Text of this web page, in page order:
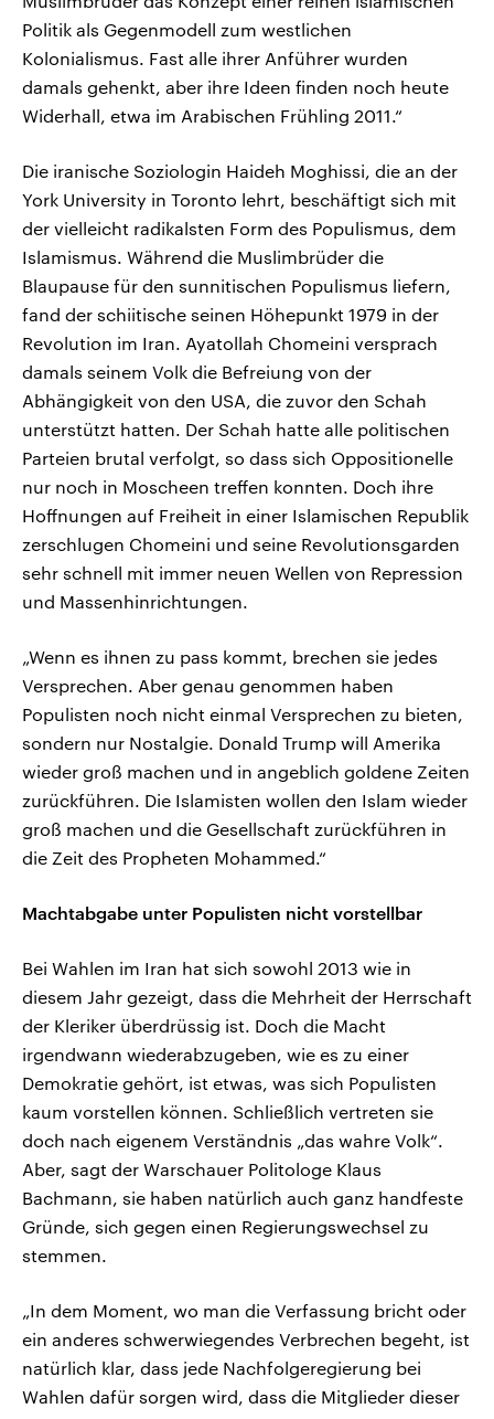
Politik als Gegenmodell zum westlichen
Kolonialismus. Fast alle ihrer Anführer wurden
damals gehenkt, aber ihre Ideen finden noch heute
Widerhall, etwa im Arabischen Frühling 2011.“
Die iranische Soziologin Haideh Moghissi, die an der
York University in Toronto lehrt, beschäftigt sich mit
der vielleicht radikalsten Form des Populismus, dem
Islamismus. Während die Muslimbrüder die
Blaupause für den sunnitischen Populismus liefern,
fand der schiitische seinen Höhepunkt 1979 in der
Revolution im Iran. Ayatollah Chomeini versprach
damals seinem Volk die Befreiung von der
Abhängigkeit von den USA, die zuvor den Schah
unterstützt hatten. Der Schah hatte alle politischen
Parteien brutal verfolgt, so dass sich Oppositionelle
nur noch in Moscheen treffen konnten. Doch ihre
Hoffnungen auf Freiheit in einer Islamischen Republik
zerschlugen Chomeini und seine Revolutionsgarden
sehr schnell mit immer neuen Wellen von Repression
und Massenhinrichtungen.
„Wenn es ihnen zu pass kommt, brechen sie jedes
Versprechen. Aber genau genommen haben
Populisten noch nicht einmal Versprechen zu bieten,
sondern nur Nostalgie. Donald Trump will Amerika
wieder groß machen und in angeblich goldene Zeiten
zurückführen. Die Islamisten wollen den Islam wieder
groß machen und die Gesellschaft zurückführen in
die Zeit des Propheten Mohammed.“
Machtabgabe unter Populisten nicht vorstellbar
Bei Wahlen im Iran hat sich sowohl 2013 wie in
diesem Jahr gezeigt, dass die Mehrheit der Herrschaft
der Kleriker überdrüssig ist. Doch die Macht
irgendwann wiederabzugeben, wie es zu einer
Demokratie gehört, ist etwas, was sich Populisten
kaum vorstellen können. Schließlich vertreten sie
doch nach eigenem Verständnis „das wahre Volk“.
Aber, sagt der Warschauer Politologe Klaus
Bachmann, sie haben natürlich auch ganz handfeste
Gründe, sich gegen einen Regierungswechsel zu
stemmen.
„In dem Moment, wo man die Verfassung bricht oder
ein anderes schwerwiegendes Verbrechen begeht, ist
natürlich klar, dass jede Nachfolgeregierung bei
Wahlen dafür sorgen wird, dass die Mitglieder dieser